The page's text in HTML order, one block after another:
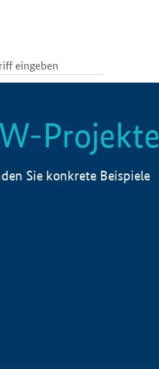
Projekte
Sie konkrete Beispiele